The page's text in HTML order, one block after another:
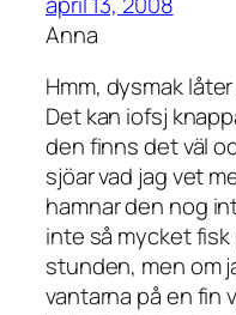
Anna
Hmm, dysmak
Det kan iofsj
den finns det väl
sjöar vad jag vet
hamnar den nog
inte så mycket
stunden, men om
vantarna på en fin